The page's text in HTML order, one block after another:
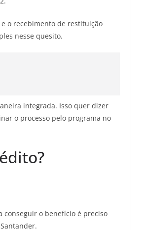
o recebimento de restituição
nesse quesito.
integrada. Isso quer dizer
o processo pelo programa no
conseguir o benefício é preciso